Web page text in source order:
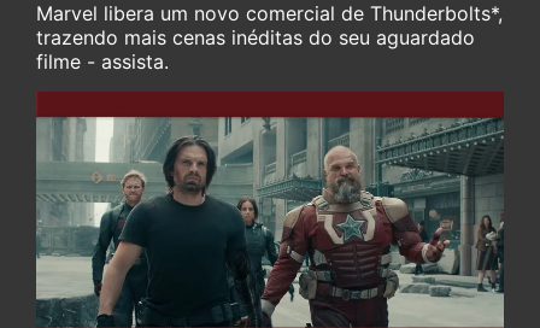
Marvel libera um novo comercial de Thunderbolts*,
trazendo mais cenas inéditas do seu aguardado
filme - assista.